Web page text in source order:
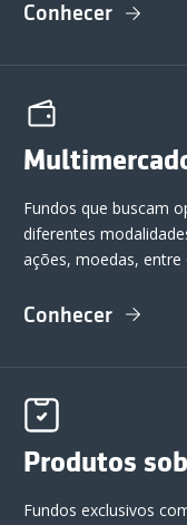
Conhecer
Fundos que buscam
diferentes
ações, moedas,
Conhecer
Produtos
Fundos exclusivos